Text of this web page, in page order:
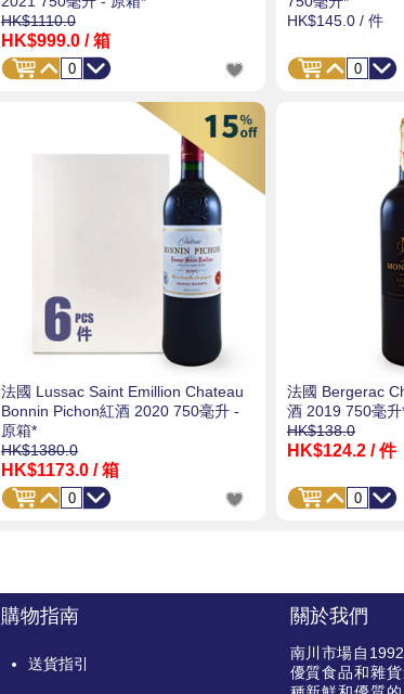
HK$1110.0
HK$999.0 / 箱
HK$145.0 / 件
法國 Lussac Saint Emillion Chateau
Bonnin Pichon紅酒 2020 750毫升 -
原箱*
HK$1380.0
HK$1173.0 / 箱
法國 Bergerac
酒 2019 750毫升
HK$138.0
HK$124.2 / 件
購物指南
送貨指引
關於我們
南川市場自 1992
優質食品和雜